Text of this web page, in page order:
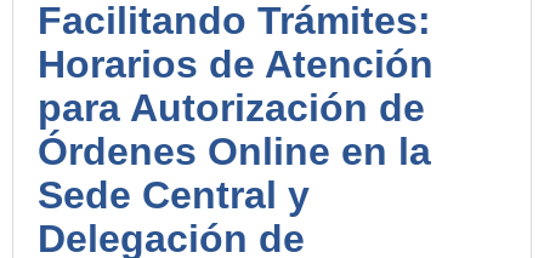
Facilitando Trámites:
Horarios de Atención
para Autorización de
Órdenes Online en la
Sede Central y
Delegación de